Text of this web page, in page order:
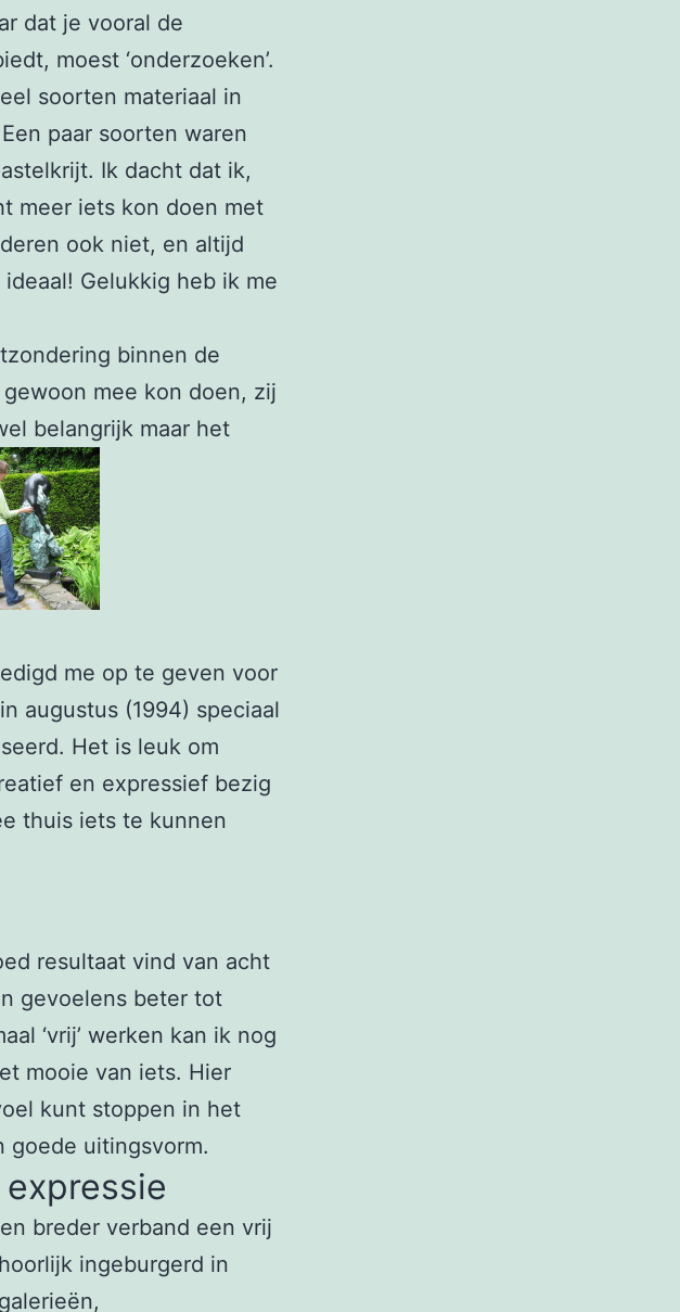
dat je vooral de
moest ‘onderzoeken’.
soorten materiaal in
paar soorten waren
Ik dacht dat ik,
meer iets kon doen met
ook niet, en altijd
Gelukkig heb ik me
binnen de
mee kon doen, zij
belangrijk maar het
me op te geven voor
augustus (1994) speciaal
Het is leuk om
en expressief bezig
thuis iets te kunnen
resultaat vind van acht
gevoelens beter tot
‘vrij’ werken kan ik nog
mooie van iets. Hier
kunt stoppen in het
goede uitingsvorm.
breder verband een vrij
ingeburgerd in